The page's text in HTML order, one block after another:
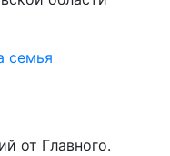
семья
от Главного.